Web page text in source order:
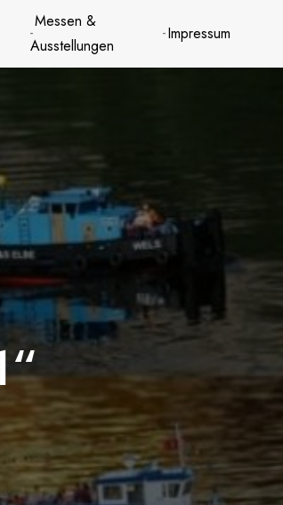
Messen &
Ausstellungen
Impressum